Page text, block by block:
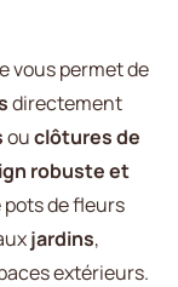
vous permet de
directement
ouclôtures de
robuste et
pots de fleurs
jardins,
extérieurs.